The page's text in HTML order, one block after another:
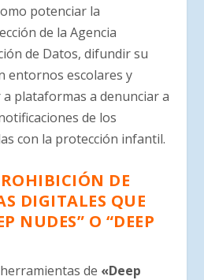
potenciar la
de la Agencia
de Datos, difundir su
entornos escolares y
plataformas a denunciar a
de los
con la protección infantil.
DE
DIGITALES QUE
NUDES” O “DEEP
de «Deep